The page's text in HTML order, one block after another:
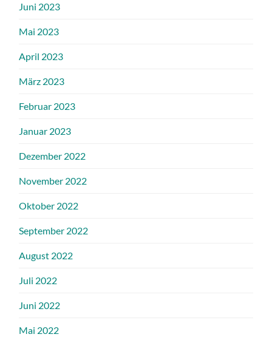
Juni 2023
Mai 2023
April 2023
März 2023
Februar 2023
Januar 2023
Dezember 2022
November 2022
Oktober 2022
September 2022
August 2022
Juli 2022
Juni 2022
Mai 2022